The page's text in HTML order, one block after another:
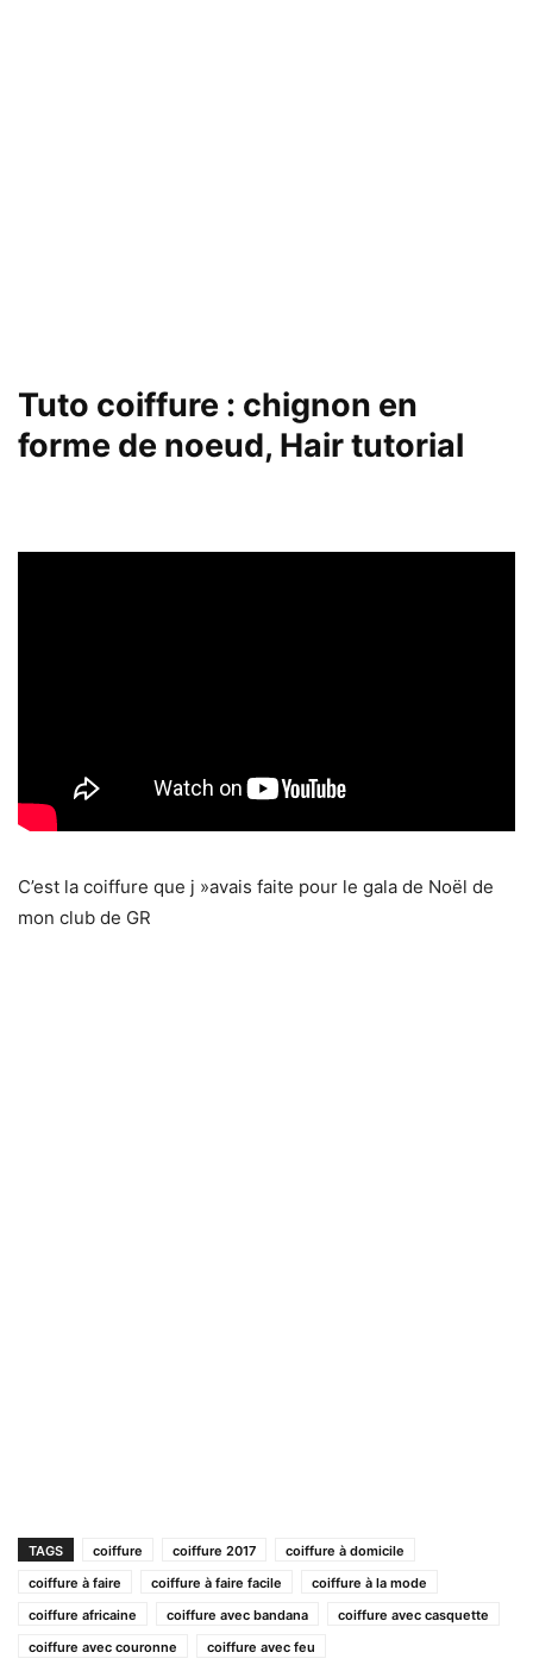
Tuto coiffure : chignon en
forme de noeud, Hair tutorial
C’est la coiffure que j »avais faite pour le gala de Noël de
mon club de GR
TAGS coiffure coiffure 2017
coiffure à domicile
coiffure à faire
coiffure à faire facile
coiffure à la mode
coiffure africaine
coiffure avec bandana
coiffure avec casquette
coiffure avec couronne
coiffure avec feu